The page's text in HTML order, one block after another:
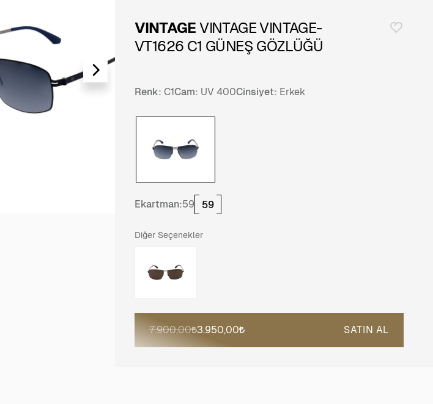
VINTAGE VINTAGE VINTAGE-
VT1626 C1 GÜNEŞ GÖZLÜĞÜ
Renk: C1Cam: UV 400Cinsiyet: Erkek
Ekartman:59 59
Diğer Seçenekler
7.900,00 3.950,00 SATIN AL